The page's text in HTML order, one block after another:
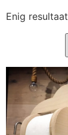
Enig resultaat